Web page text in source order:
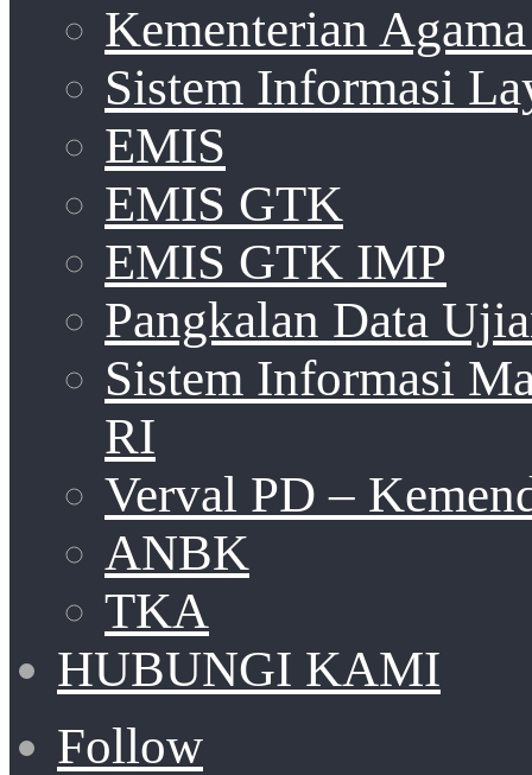
Kementerian
Sistem Informasi
EMIS
EMIS GTK
EMIS GTK IMP
Pangkalan Data
Sistem Informasi
RI
Verval PD –
ANBK
TKA
HUBUNGI KAMI
Follow